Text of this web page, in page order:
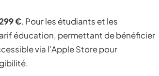
€. Pour les étudiants et les
éducation, permettant de bénéficier
via l’Apple Store pour